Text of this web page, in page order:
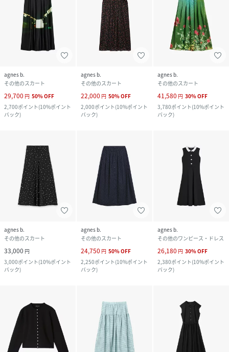
agnes b.
その他のスカート
29,700 円 50%OFF
2,700ポイント(10%ポイント
バック)
agnes b.
その他のスカート
22,000 円 50%OFF
2,000ポイント(10%ポイント
バック)
agnes b.
その他のスカート
41,580 円 30%OFF
3,780ポイント(10%ポイント
バック)
agnes b.
その他のスカート
33,000 円
3,000ポイント(10%ポイント
バック)
agnes b.
その他のスカート
24,750 円 50%OFF
2,250ポイント(10%ポイント
バック)
agnes b.
その他のワンピース・ドレス
26,180 円 30%OFF
2,380ポイント(10%ポイント
バック)